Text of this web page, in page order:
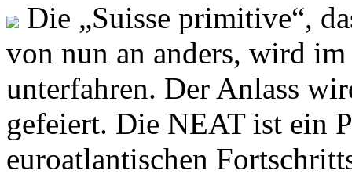
Die „Suisse primitive“,
von nun an anders, wird
unterfahren. Der Anlass
gefeiert. Die NEAT ist ein
euroatlantischen